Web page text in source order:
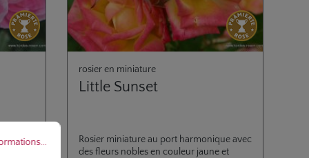
rosier en miniature
Little Sunset
Rosier miniature au port harmonique avec
des fleurs nobles en couleur jaune et